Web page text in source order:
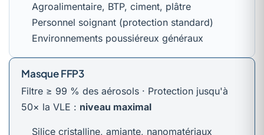
Agroalimentaire, BTP, ciment, plâtre
Personnel soignant (protection standard)
Environnements poussiéreux généraux
Masque FFP3
Filtre ≥ 99 % des aérosols · Protection jusqu'à
50× la VLE : niveau maximal
Silice cristalline, amiante, nanomatériaux